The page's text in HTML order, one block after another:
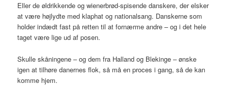
Eller de øldrikkende og wienerbrød-spisende danskere, der elsker
at være højlydte med klaphat og nationalsang. Danskerne som
holder indædt fast på retten til at fornærme andre – og i det hele
taget være lige ud af posen.
Skulle skåningene – og dem fra Halland og Blekinge – ønske
igen at tilhøre danernes flok, så må en proces i gang, så de kan
komme hjem.